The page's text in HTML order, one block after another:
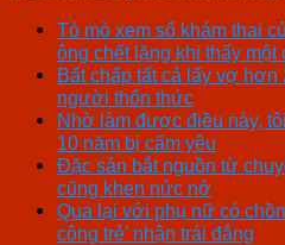
Tò mò xem sổ khám thai
ông chết lặng khi thấy một
Bất chấp tất cả lấy vợ hơn
người thổn thức
Nhờ làm được điều này,
10 năm bị cấm yêu
Đặc sản bắt nguồn từ
cũng khen nức nở
Qua lại với phụ nữ có
công trẻ’ nhận trái đắng